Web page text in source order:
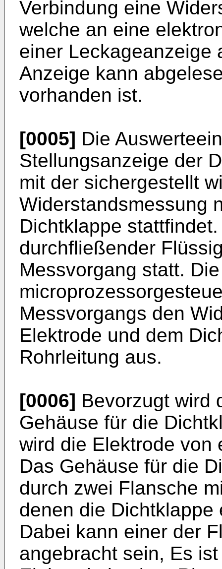
Verbindung eine
welche an eine
einer Leckageanzeige
Anzeige kann
vorhanden ist.
[0005] Die
Stellungsanzeige der
mit der sichergestellt
Widerstandsmessung
Dichtklappe
durchfließender
Messvorgang statt.
Messvorgangs den
Elektrode und dem
Rohrleitung aus.
[0006] Bevorzugt wird
Gehäuse für die
wird die Elektrode von
Das Gehäuse für die
durch zwei Flansche
denen die
Dabei kann einer der
angebracht sein, Es